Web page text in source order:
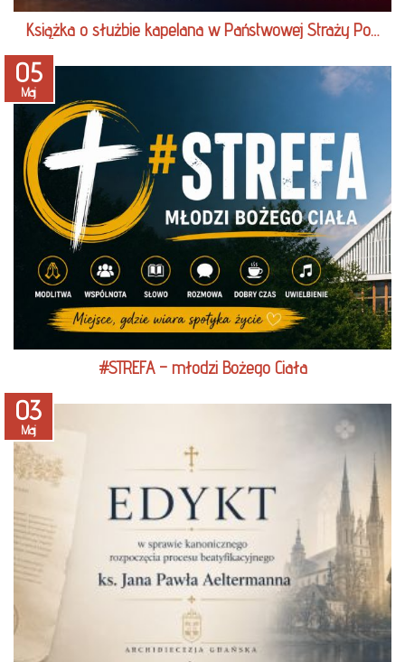
Książka o służbie kapelana w Państwowej Straży Po…
05
Maj
czytaj więcej
#STREFA – młodzi Bożego Ciała
03
Maj
czytaj więcej